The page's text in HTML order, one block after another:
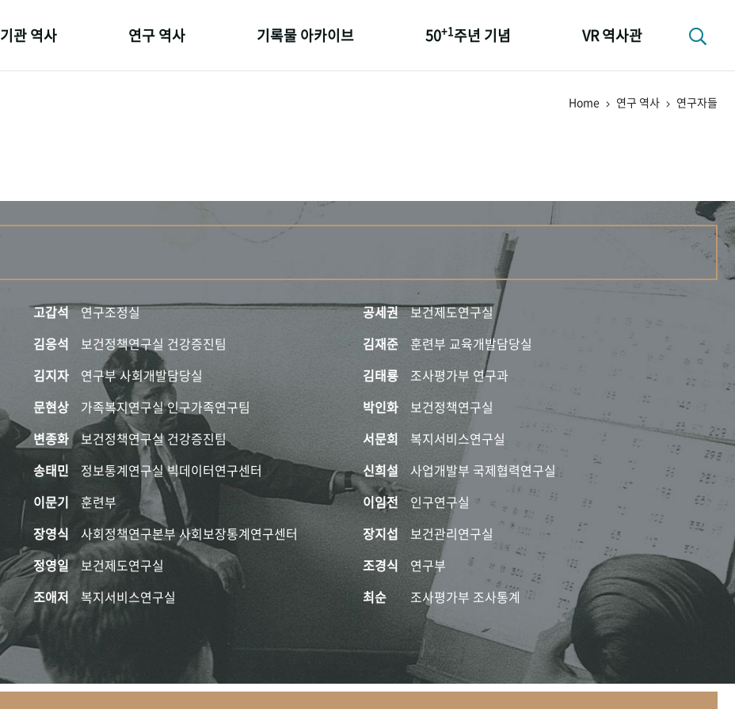
기관 역사 연구 역사 기록물 아카이브 50+1주년 기념 VR 역사관
Home 연구 역사 연구자들
고갑석 연구조정실 공세권
보건제도연구실
김응석 보건정책연구실 건강증진팀 김재준
훈련부 교육개발담당실
김지자 연구부 사회개발담당실 김태룡
조사평가부 연구과
문현상 가족복지연구실 인구가족연구팀 박인화
보건정책연구실
변종화 보건정책연구실 건강증진팀 서문희
복지서비스연구실
송태민 정보통계연구실 빅데이터연구센터 신희설
사업개발부 국제협력연구실
이문기 훈련부 이임전
인구연구실
장영식 사회정책연구본부 사회보장통계연구센터 장지섭
보건관리연구실
정영일 보건제도연구실 조경식
연구부
조애저 복지서비스연구실 최순
조사평가부 조사통계